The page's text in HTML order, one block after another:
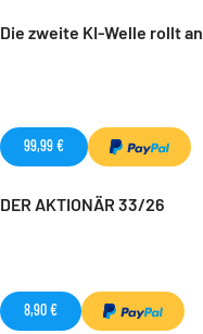
Die zweite KI-Welle rollt an
99,99 €
DER AKTIONÄR 33/26
8,90 €